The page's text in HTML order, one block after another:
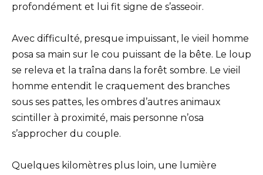
profondément et lui fit signe de s’asseoir.
Avec difficulté, presque impuissant, le vieil homme
posa sa main sur le cou puissant de la bête. Le loup
se releva et la traîna dans la forêt sombre. Le vieil
homme entendit le craquement des branches
sous ses pattes, les ombres d’autres animaux
scintiller à proximité, mais personne n’osa
s’approcher du couple.
Quelques kilomètres plus loin, une lumière